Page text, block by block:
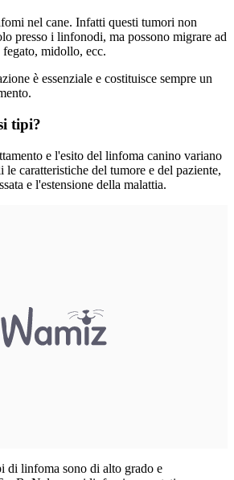
nel cane. Infatti questi tumori non
presso i linfonodi, ma possono migrare ad
midollo, ecc.
è essenziale e costituisce sempre un
tipi?
e l'esito del linfoma canino variano
le caratteristiche del tumore e del paziente,
e l'estensione della malattia.
di linfoma sono di alto grado e